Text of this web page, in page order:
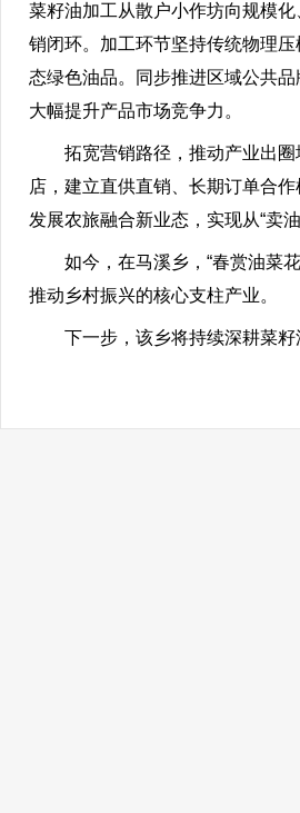
菜籽油加工从散户小作坊向规模
销闭环。加工环节坚持传统物理
态绿色油品。同步推进区域公共
大幅提升产品市场竞争力。
拓宽营销路径，推动产业出圈
店，建立直供直销、长期订单合
发展农旅融合新业态，实现从“卖
如今，在马溪乡，“春赏油菜花
推动乡村振兴的核心支柱产业。
下一步，该乡将持续深耕菜籽